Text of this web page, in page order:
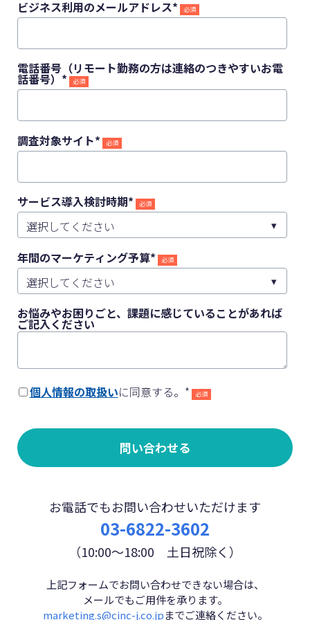
ビジネス利用のメールアドレス*
電話番号（リモート勤務の方は連絡のつきやすいお電
話番号） *
調査対象サイト*
サービス導入検討時期*
年間のマーケティング予算*
お悩みやお困りごと、課題に感じていることがあれば
ご記入ください
個人情報の取扱いに同意する。 *
お電話でもお問い合わせいただけます
03-6822-3602
（10:00～18:00 土日祝除く）
上記フォームでお問い合わせできない場合は、
メールでもご用件を承ります。
marketing.s@cinc-j.co.jpまでご連絡ください。